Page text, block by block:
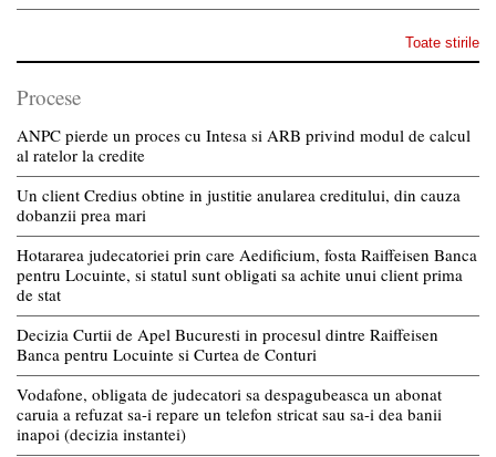
Toate stirile
Procese
ANPC pierde un proces cu Intesa si ARB privind modul de calcul
al ratelor la credite
Un client Credius obtine in justitie anularea creditului, din cauza
dobanzii prea mari
Hotararea judecatoriei prin care Aedificium, fosta Raiffeisen Banca
pentru Locuinte, si statul sunt obligati sa achite unui client prima
de stat
Decizia Curtii de Apel Bucuresti in procesul dintre Raiffeisen
Banca pentru Locuinte si Curtea de Conturi
Vodafone, obligata de judecatori sa despagubeasca un abonat
caruia a refuzat sa-i repare un telefon stricat sau sa-i dea banii
inapoi (decizia instantei)